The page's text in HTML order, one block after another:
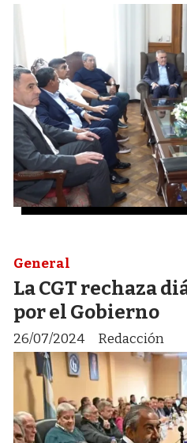
La CGT rechaza
por el Gobierno
Redacción
General
26/07/2024